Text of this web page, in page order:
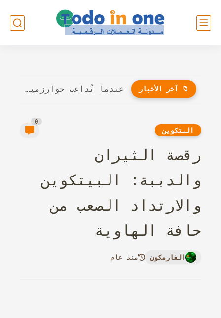
📁 آخر الأخبار عندما تُداعب خوارزميات الذكاء الاصطناعي أوتار الإبداع: هل سيُنافس الروبوت...
البتكوين
0
رقصة الثيران
والدببة: البيتكوين
والارتداد الصعب من
حافة الهاوية
الفارمكون منذ عام